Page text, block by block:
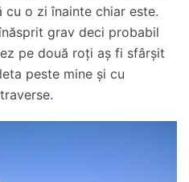
cu o zi înainte chiar este.
grav deci probabil
pe două roți aș fi sfârșit
peste mine și cu